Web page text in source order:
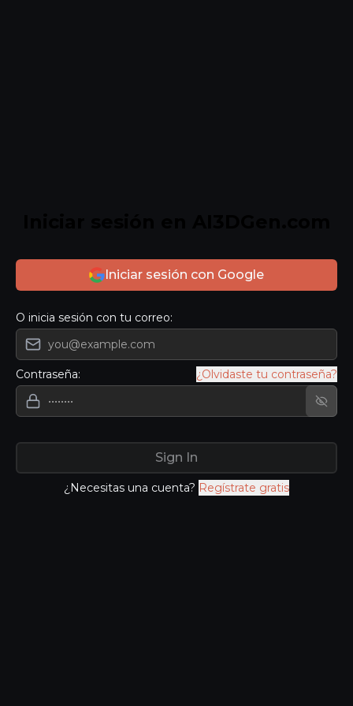
Iniciar sesión con Google
O inicia sesión con tu correo:
Contraseña: ¿Olvidaste tu contraseña?
Sign In
¿Necesitas una cuenta? Regístrate gratis
Tu correo electrónico: